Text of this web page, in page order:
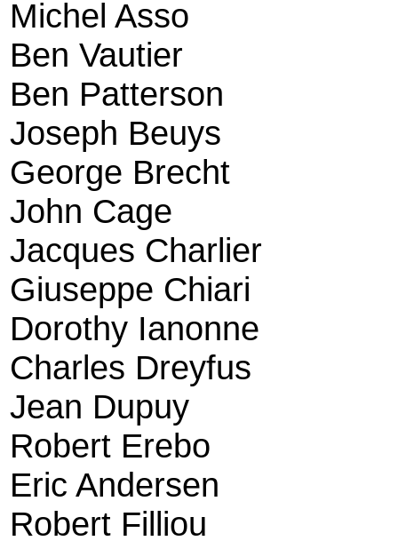
Michel Asso
Ben Vautier
Ben Patterson
Joseph Beuys
George Brecht
John Cage
Jacques Charlier
Giuseppe Chiari
Dorothy Ianonne
Charles Dreyfus
Jean Dupuy
Robert Erebo
Eric Andersen
Robert Filliou